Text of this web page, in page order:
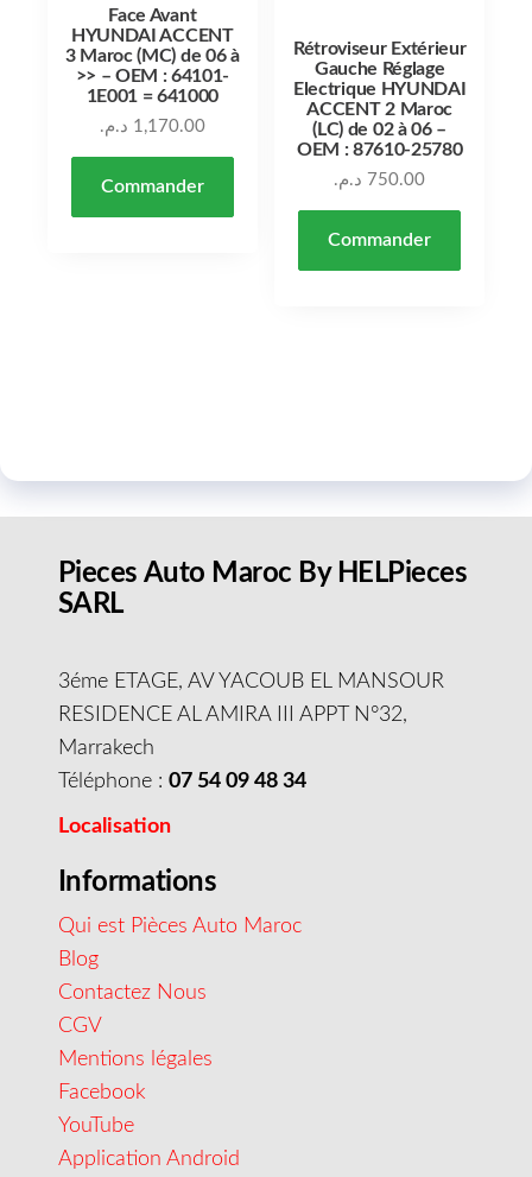
Face Avant
HYUNDAI ACCENT
3 Maroc (MC) de 06 à
>> – OEM : 64101-
1E001 = 641000
1,170.00 د.م.
Commander
Rétroviseur Extérieur
Gauche Réglage
Electrique HYUNDAI
ACCENT 2 Maroc
(LC) de 02 à 06 –
OEM : 87610-25780
750.00 د.م.
Commander
Pieces Auto Maroc By HELPieces
SARL
3éme ETAGE, AV YACOUB EL MANSOUR
RESIDENCE AL AMIRA III APPT N°32,
Marrakech
Téléphone : 07 54 09 48 34
Localisation
Informations
Qui est Pièces Auto Maroc
Blog
Contactez Nous
CGV
Mentions légales
Facebook
YouTube
Application Android